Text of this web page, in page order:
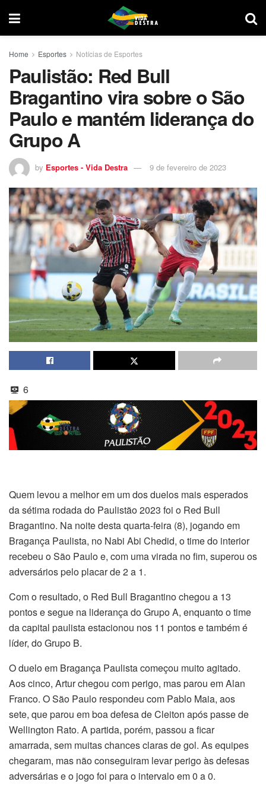
Home Esportes Notícias de Esportes
Paulistão: Red Bull
Bragantino vira sobre o São
Paulo e mantém liderança do
Grupo A
by Esportes - Vida Destra 9 de fevereiro de 2023
6
Quem levou a melhor em um dos duelos mais esperados
da sétima rodada do Paulistão 2023 foi o Red Bull
Bragantino. Na noite desta quarta-feira (8), jogando em
Bragança Paulista, no Nabi Abi Chedid, o time do interior
recebeu o São Paulo e, com uma virada no fim, superou os
adversários pelo placar de 2 a 1.
Com o resultado, o Red Bull Bragantino chegou a 13
pontos e segue na liderança do Grupo A, enquanto o time
da capital paulista estacionou nos 11 pontos e também é
líder, do Grupo B.
O duelo em Bragança Paulista começou muito agitado.
Aos cinco, Artur chegou com perigo, mas parou em Alan
Franco. O São Paulo respondeu com Pablo Maia, aos
sete, que parou em boa defesa de Cleiton após passe de
Wellington Rato. A partida, porém, passou a ficar
amarrada, sem muitas chances claras de gol. As equipes
chegaram, mas não conseguiram levar perigo às defesas
adversárias e o jogo foi para o intervalo em 0 a 0.